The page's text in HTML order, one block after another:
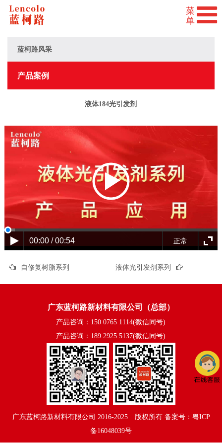
蓝柯路风采
产品案例
液体184光引发剂
00:00 / 00:54 正常
自修复树脂系列 液体光引发剂系列
广东蓝柯路新材料有限公司（总部）
产品咨询：150 0765 1114(微信同号)
产品咨询：189 2925 5137(微信同号)
广东蓝柯路新材料有限公司 2016-2025©版权所有 备案号：粤ICP
备16048039号